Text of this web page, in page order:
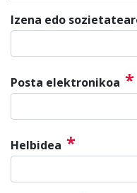
Izena edo
Posta elektronikoa *
Helbidea *